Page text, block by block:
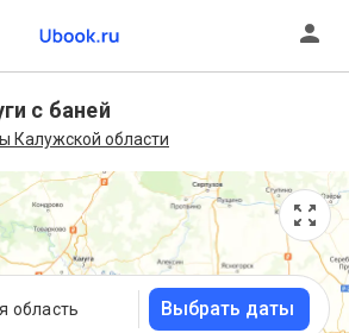
с баней
Калужской области
область Выбрать даты